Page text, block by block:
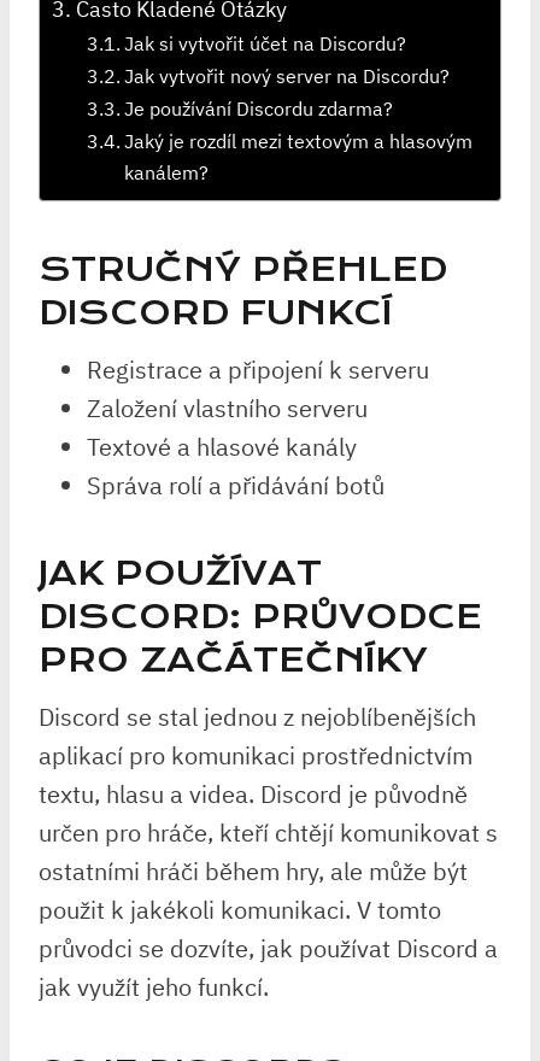
Často Kladené Otázky
Jak si vytvořit účet na Discordu?
Jak vytvořit nový server na Discordu?
Je používání Discordu zdarma?
Jaký je rozdíl mezi textovým a hlasovým
kanálem?
STRUČNÝ PŘEHLED
DISCORD FUNKCÍ
Registrace a připojení k serveru
Založení vlastního serveru
Textové a hlasové kanály
Správa rolí a přidávání botů
JAK POUŽÍVAT
DISCORD: PRŮVODCE
PRO ZAČÁTEČNÍKY
Discord se stal jednou z nejoblíbenějších
aplikací pro komunikaci prostřednictvím
textu, hlasu a videa. Discord je původně
určen pro hráče, kteří chtějí komunikovat s
ostatními hráči během hry, ale může být
použit k jakékoli komunikaci. V tomto
průvodci se dozvíte, jak používat Discord a
jak využít jeho funkcí.